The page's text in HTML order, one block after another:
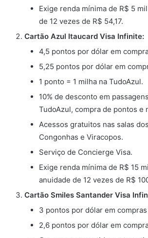
Exige renda mínima de R$ 5
de 12 vezes de R$ 54,17.
Cartão Azul Itaucard Visa Infinite:
4,5 pontos por dólar em
5,25 pontos por dólar em
1 ponto = 1 milha na TudoAzul.
10% de desconto em
TudoAzul, compra de pontos e
Acessos gratuitos nas salas
Congonhas e Viracopos.
Serviço de Concierge Visa.
Exige renda mínima de R$ 15
anuidade de 12 vezes de R$
Cartão Smiles Santander Visa
3 pontos por dólar em
2,6 pontos por dólar em